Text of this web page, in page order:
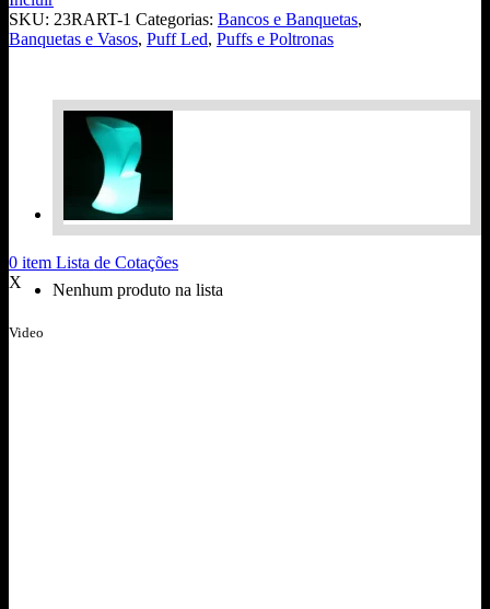
SKU: 23RART-1 Categorias: Bancos e Banquetas,
Banquetas e Vasos, Puff Led, Puffs e Poltronas
0 item Lista de Cotações
X
Nenhum produto na lista
Video